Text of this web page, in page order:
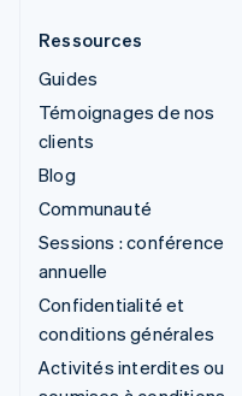
Ressources
Guides
Témoignages de nos
clients
Blog
Communauté
Sessions : conférence
annuelle
Confidentialité et
conditions générales
Activités interdites ou